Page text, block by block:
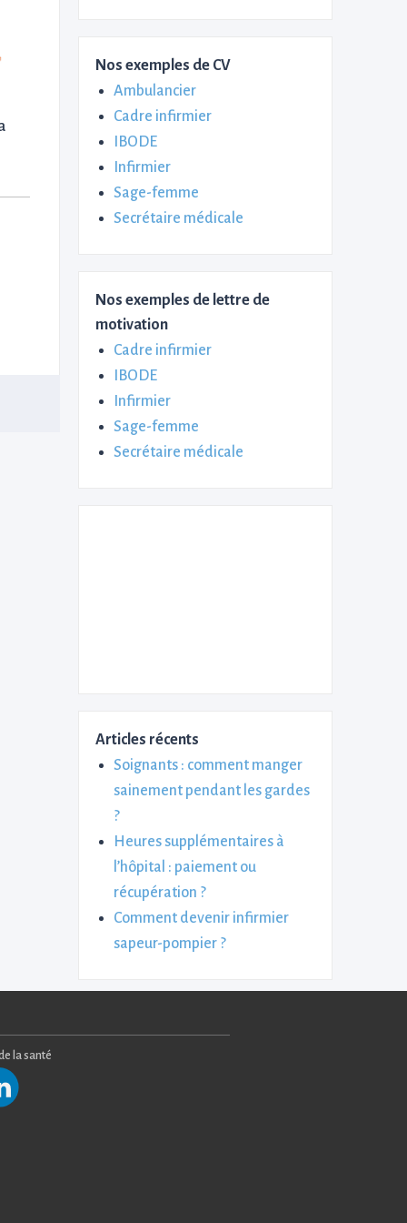
Nos exemples de CV
Ambulancier
Cadre infirmier
IBODE
Infirmier
Sage-femme
Secrétaire médicale
Nos exemples de lettre de
motivation
Cadre infirmier
IBODE
Infirmier
Sage-femme
Secrétaire médicale
Articles récents
Soignants : comment manger
sainement pendant les gardes
?
Heures supplémentaires à
l’hôpital : paiement ou
récupération ?
Comment devenir infirmier
sapeur-pompier ?
la santé